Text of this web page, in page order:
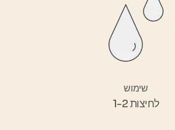
שימוש
1-2 לחיצות